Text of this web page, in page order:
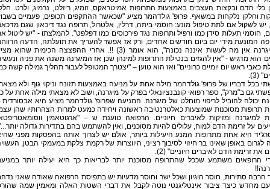
כלי הדם ובקצות העצבים באמצעות התרופות אמיטראקס, זומיג, ריזלט, נרמיג, ולרט.
וחלקן נלקחות במשאף. פרופ' גולדהמר מציע "שכאשר ההתקפים תכופים, פעמיים
יש לשקול אם לתת טיפול מונע: חוסמי ביתה, דרלין, אלטרול, תרופה נגד דיכאון שגם
חוסמי תעלות סידן כמו ורפיל ותרופות נגד פירכוסים כמו דפלפט". להמלצתו - "יש ליטול
המונעת מידי יום ביום חודשים אחדים, ורק אז אפשר להעריך את תועלתה, הדעה
שבמיגרנה אין מה לעשות איננה נכונה", הוא אומר (3) !!. אחרי ההפצצה הכימית שהוא
הוא מדגיש - "אין להגזים בנטילת התרופות למינהן שכן אז המיגרנה משנה את פניה
כאבי ראש יום יומיים כרוניים" ואז הוא טוען – "יצטרך המטופל לעבור תהליך גמילה קשה
(3).
בכל דבריו של פרופ' גולדהמר מילה אחת על מניעה באמצעות תזונה וניקוי גוף ולא
גם ב"מרק", ספר רפואי קונבנציונאלי בפרק על מיגרנה, ושוב לא מצאתי מילה אחת על
יכולה להוביל לריפוי מוחלט של מיגרנה. המניעה שפרופ' גולדהמר מציע היא אבסורדית
תרופות מסוכנות שמוצעות כאלטרנטיבה ראשונה ויחידה כמעט למרות הצהרותיו שהן
למיגרנה ומזיקות לאיברים חיוניים. הרפואה טוענת ש – "ארגוטאמין
על זרימת הדם למוח, עלולים להיות מסוכנים, ואין להשתמש בהם בתדירות גדולה
היא אחת מתרופות המנע היעילות ביותר, אולם יש לצרוך אותה בהפסקות מפני
לגרום באופן שאינו בר חיזוי לסיבוך רציני, היווצרות של רקמת צלקת במעמקי הבטן,
את זרימת הדם לאיברים חיוניים" (2).
הרופאים משתמע שככל שהתרופה מסוכנת יותר לבריאות כך היא יעילה יותר
הרבה סתירות, חוסר היגיון ושכל ישר וחוסר מדעיות יש בתפיסת הרפואה שאודה שאני
מחדש כיצד ציבור אינטליגנטי נוטה לקבל את דברי השטות האלה ומאמין שמה